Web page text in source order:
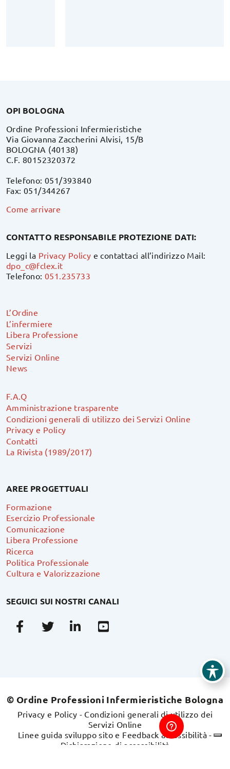
OPI BOLOGNA
Ordine Professioni Infermieristiche
Via Giovanna Zaccherini Alvisi, 15/B
BOLOGNA (40138)
C.F. 80152320372
Telefono: 051/393840
Fax: 051/344267
Come arrivare
CONTATTO RESPONSABILE PROTEZIONE DATI:
Leggi la Privacy Policy e contattaci all’indirizzo Mail:
dpo_c@fclex.it
Telefono:051.235733
L’Ordine
L’infermiere
Libera Professione
Servizi
Servizi Online
News
F.A.Q
Amministrazione trasparente
Condizioni generali di utilizzo dei Servizi Online
Privacy e Policy
Contatti
La Rivista (1989/2017)
AREE PROGETTUALI
Formazione
Esercizio Professionale
Comunicazione
Libera Professione
Ricerca
Politica Professionale
Cultura e Valorizzazione
SEGUICI SUI NOSTRI CANALI
FacebookTwitterLinkedin
© Ordine Professioni Infermieristiche Bologna
Privacy e Policy - Condizioni generali di utilizzo dei
Servizi Online
Linee guida sviluppo sito e Feedback accessibilità -
Dichiarazione di accessibilità